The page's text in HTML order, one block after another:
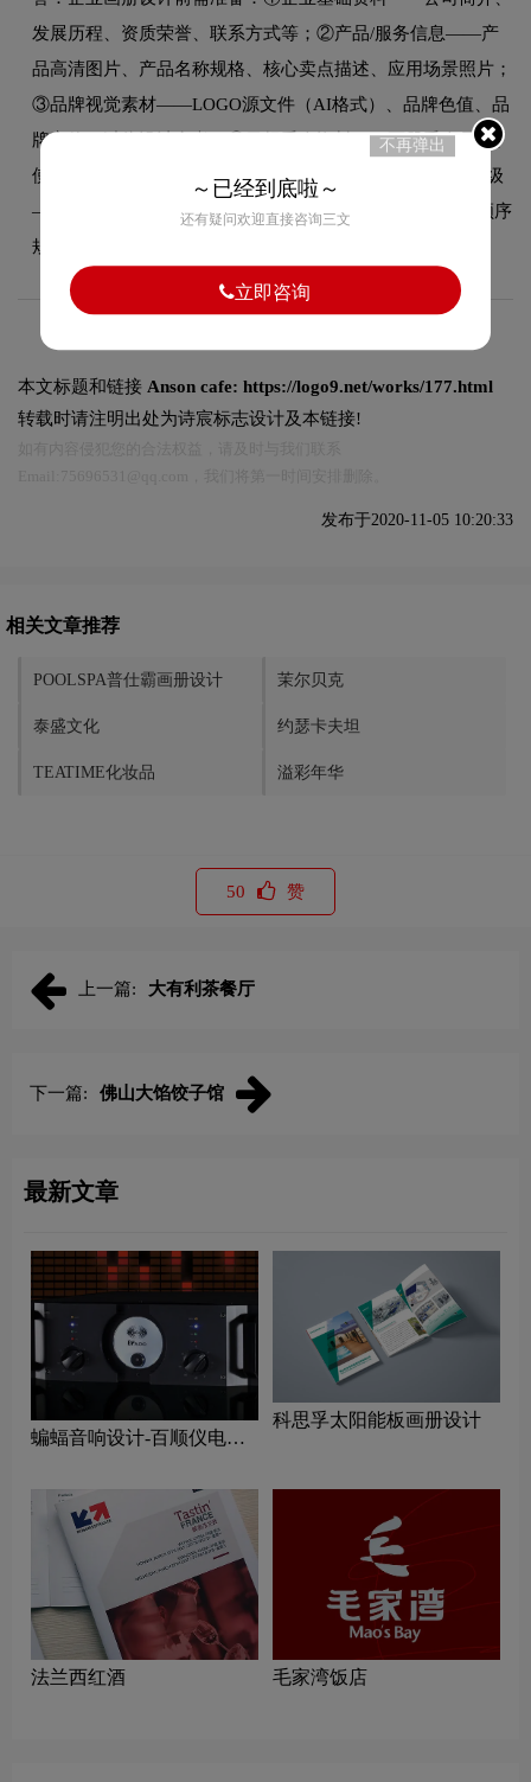
发展历程、资质荣誉、联系方式等；②产品/服务信息——产
品高清图片、产品名称规格、核心卖点描述、应用场景照片；
③品牌视觉素材——LOGO源文件（AI格式）、品牌色值、品
牌字体、过往设计参考；④目标受众资料——画册受众是谁、
使用场景（展会/拜访/邮寄）、竞品画册参考；⑤内容优先级
——哪些内容必须呈现、哪些可以精简、整本画册的阅读顺序
规划。准备的越充分，设计效率越高，最终效果越好。
本文标题和链接 Anson cafe: https://logo9.net/works/177.html
转载时请注明出处为诗宸标志设计及本链接!
发布于2020-11-05 10:20:33
相关文章推荐
POOLSPA普仕霸画册设计 茉尔贝克
泰盛文化 约瑟卡夫坦
TEATIME化妆品 溢彩年华
50 赞
上一篇: 大有利茶餐厅
下一篇: 佛山大馅饺子馆
最新文章
蝙蝠音响设计-百顺仪电子
科思孚太阳能板画册设计
法兰西红酒 毛家湾饭店
不再弹出
～已经到底啦～
还有疑问欢迎直接咨询三文
立即咨询